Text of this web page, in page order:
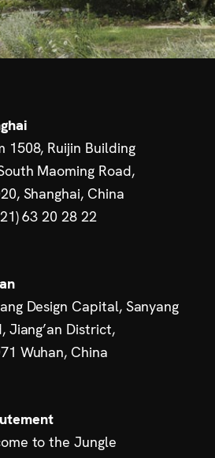
1508, Ruijin Building
Maoming Road,
Shanghai, China
63 20 28 22
Design Capital, Sanyang
Jiang’an District,
Wuhan, China
to the Jungle